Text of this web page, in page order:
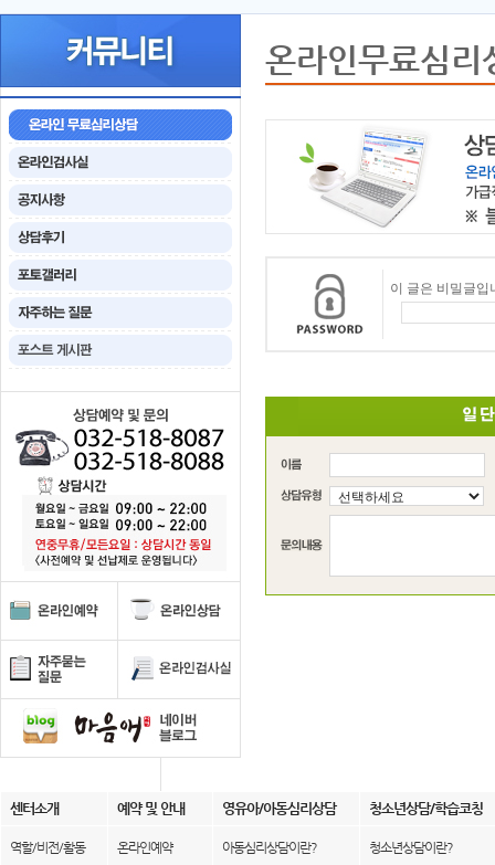
온라인무료심리
이 글은 비밀글입
센터소개 예약 및 안내 영유아/아동심리상담 청소년상담/학습코칭
역할/비전/활동
온라인예약
아동심리상담이란?
청소년상담이란?